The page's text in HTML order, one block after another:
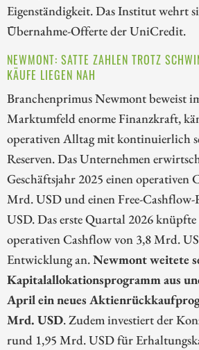
Eigenständigkeit. Das Institut wehrt
Übernahme-Offerte der UniCredit.
NEWMONT: SATTE ZAHLEN TROTZ
KÄUFE LIEGEN NAH
Branchenprimus Newmont beweist
Marktumfeld enorme Finanzkraft,
operativen Alltag mit kontinuierlich
Reserven. Das Unternehmen
Geschäftsjahr 2025 einen operativen
Mrd. USD und einen Free-
USD. Das erste Quartal 2026
operativen Cashflow von 3,8 Mrd.
Entwicklung an.Newmont weitete
Kapitalallokationsprogramm aus
April ein neues
Mrd. USD. Zudem investiert der
rund 1,95 Mrd. USD für